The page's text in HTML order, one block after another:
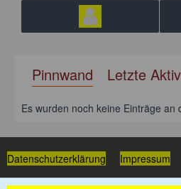
Pinnwand Letzte
Es wurden noch keine Einträge an
Datenschutzerklärung Impressum